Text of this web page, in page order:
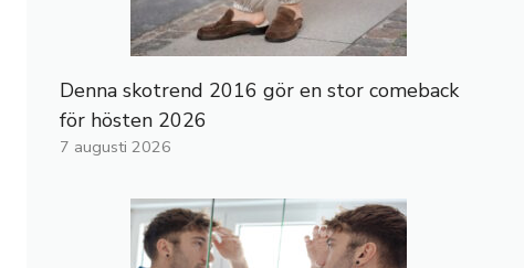
Denna skotrend 2016 gör en stor comeback
för hösten 2026
7 augusti 2026